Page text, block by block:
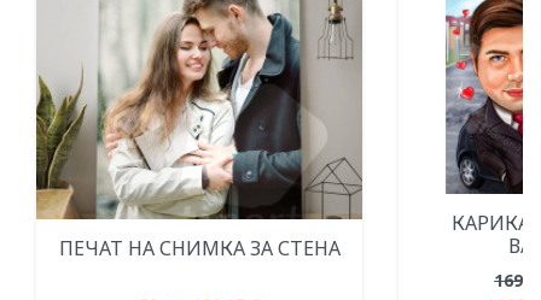
ПЕЧАТ НА СНИМКА ЗА СТЕНА
169